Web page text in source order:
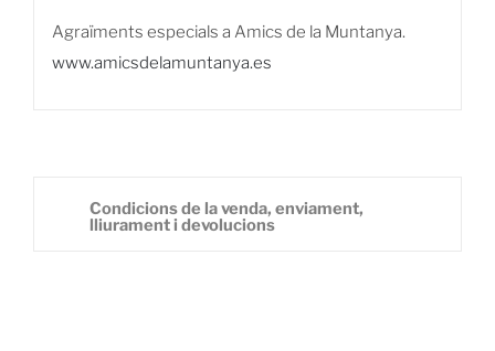
Agraïments especials a Amics de la Muntanya.
www.amicsdelamuntanya.es
Condicions de la venda, enviament,
lliurament i devolucions